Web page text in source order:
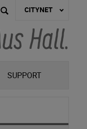
CITYNET
SUPPORT